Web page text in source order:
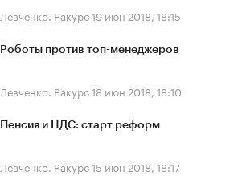
Левченко. Ракурс19 июн 2018, 18:15
Роботы против топ-менеджеров
Левченко. Ракурс18 июн 2018, 18:10
Пенсия и НДС: старт реформ
Левченко. Ракурс15 июн 2018, 18:17